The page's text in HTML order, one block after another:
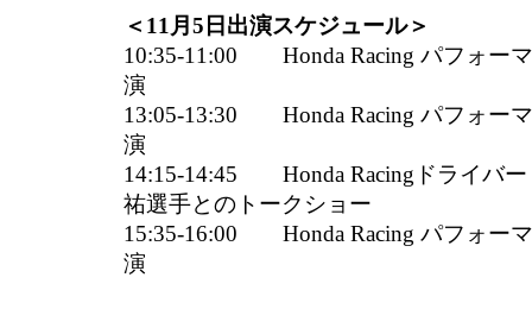
＜11月5日出演スケジュール＞
10:35-11:00 Honda Racing パフォー
演
13:05-13:30 Honda Racing パフォー
演
14:15-14:45 Honda Racingドライバ
祐選手とのトークショー
15:35-16:00 Honda Racing パフォー
演